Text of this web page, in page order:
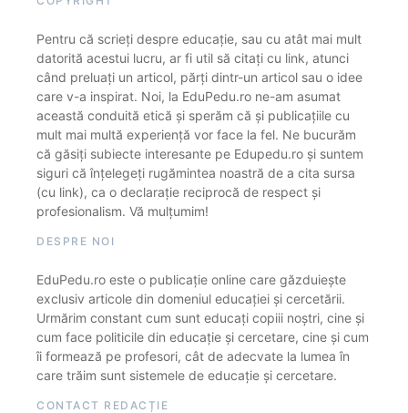
Pentru că scrieți despre educație, sau cu atât mai mult
datorită acestui lucru, ar fi util să citați cu link, atunci
când preluați un articol, părți dintr-un articol sau o idee
care v-a inspirat. Noi, la EduPedu.ro ne-am asumat
această conduită etică și sperăm că și publicațiile cu
mult mai multă experiență vor face la fel. Ne bucurăm
că găsiți subiecte interesante pe Edupedu.ro și suntem
siguri că înțelegeți rugămintea noastră de a cita sursa
(cu link), ca o declarație reciprocă de respect și
profesionalism. Vă mulțumim!
DESPRE NOI
EduPedu.ro este o publicație online care găzduiește
exclusiv articole din domeniul educației și cercetării.
Urmărim constant cum sunt educați copiii noștri, cine și
cum face politicile din educație și cercetare, cine și cum
îi formează pe profesori, cât de adecvate la lumea în
care trăim sunt sistemele de educație și cercetare.
CONTACT REDACȚIE